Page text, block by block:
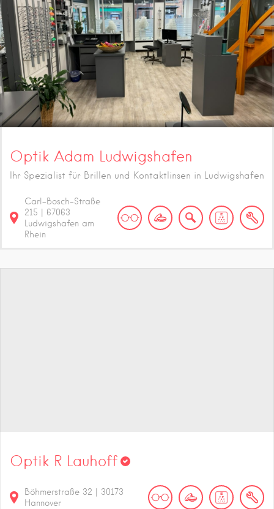
Optik Adam Ludwigshafen
Ihr Spezialist für Brillen und Kontaktlinsen in Ludwigshafen
Carl-Bosch-Straße
215 | 67063
Ludwigshafen am
Rhein
Optik R Lauhoff
Böhmerstraße 32
30173
Hannover